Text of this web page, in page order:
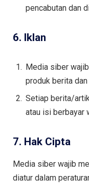
pencabutan dan
6. Iklan
Media siber
produk berita dan
Setiap berita/
atau isi berbayar
7. Hak Cipta
Media siber wajib
diatur dalam